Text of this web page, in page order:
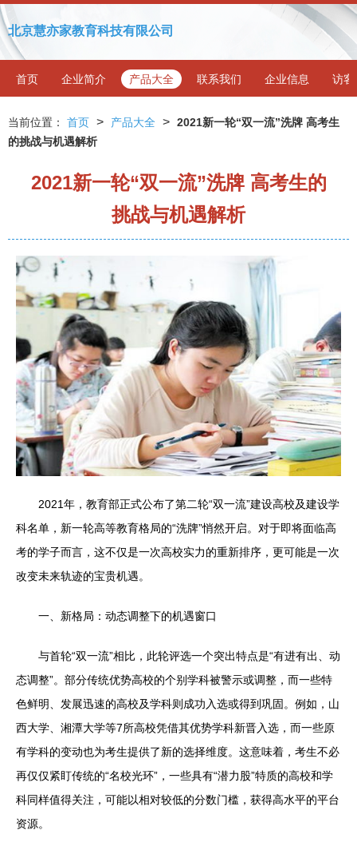
北京慧亦家教育科技有限公司
首页 企业简介 产品大全 联系我们 企业信息 访客
当前位置： 首页 > 产品大全 > 2021新一轮“双一流”洗牌 高考生
的挑战与机遇解析
2021新一轮“双一流”洗牌 高考生的
挑战与机遇解析
2021年，教育部正式公布了第二轮“双一流”建设高校及建设学
科名单，新一轮高等教育格局的“洗牌”悄然开启。对于即将面临高
考的学子而言，这不仅是一次高校实力的重新排序，更可能是一次
改变未来轨迹的宝贵机遇。
一、新格局：动态调整下的机遇窗口
与首轮“双一流”相比，此轮评选一个突出特点是“有进有出、动
态调整”。部分传统优势高校的个别学科被警示或调整，而一些特
色鲜明、发展迅速的高校及学科则成功入选或得到巩固。例如，山
西大学、湘潭大学等7所高校凭借其优势学科新晋入选，而一些原
有学科的变动也为考生提供了新的选择维度。这意味着，考生不必
再仅仅紧盯传统的“名校光环”，一些具有“潜力股”特质的高校和学
科同样值得关注，可能以相对较低的分数门槛，获得高水平的平台
资源。